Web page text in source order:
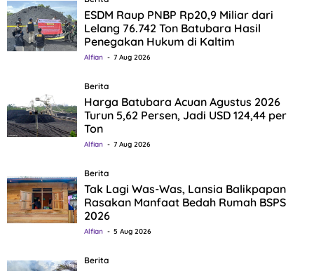
ESDM Raup PNBP Rp20,9 Miliar dari
Lelang 76.742 Ton Batubara Hasil
Penegakan Hukum di Kaltim
Alfian 7 Aug 2026
Berita
Harga Batubara Acuan Agustus 2026
Turun 5,62 Persen, Jadi USD 124,44 per
Ton
Alfian 7 Aug 2026
Berita
Tak Lagi Was-Was, Lansia Balikpapan
Rasakan Manfaat Bedah Rumah BSPS
2026
Alfian 5 Aug 2026
Berita